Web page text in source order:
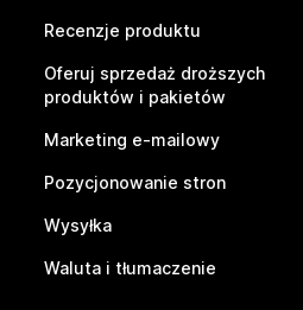
Recenzje produktu
Oferuj sprzedaż droższych
produktów i pakietów
Marketing e-mailowy
Pozycjonowanie stron
Wysyłka
Waluta i tłumaczenie